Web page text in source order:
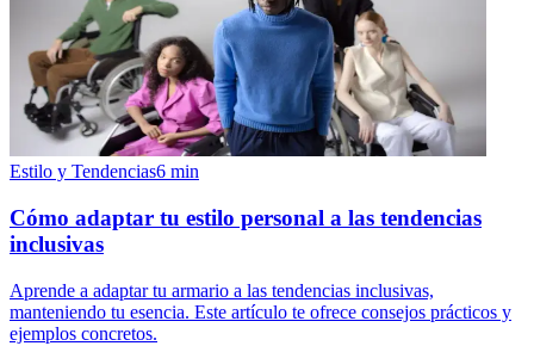
Estilo y Tendencias6 min
Cómo adaptar tu estilo personal a las tendencias
inclusivas
Aprende a adaptar tu armario a las tendencias inclusivas,
manteniendo tu esencia. Este artículo te ofrece consejos prácticos y
ejemplos concretos.